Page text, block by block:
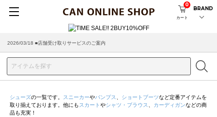
カート
0
BRAND
2026/03/18 ■店舗受け取りサービスのご案内
シューズの一覧です。 スニーカーやパンプス ショートブーツなど定番アイテムを
取り揃えております。他にも スカート やシャツ・ブラウス カーディガンなどの商
品も充実！